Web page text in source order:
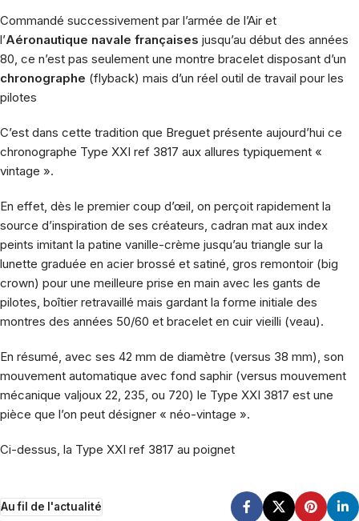
Commandé successivement par l’armée de l’Air et
l’Aéronautique navale françaises jusqu’au début des années
80, ce n’est pas seulement une montre bracelet disposant d’un
chronographe (flyback) mais d’un réel outil de travail pour les
pilotes
C’est dans cette tradition que Breguet présente aujourd’hui ce
chronographe Type XXI ref 3817 aux allures typiquement «
vintage ».
En effet, dès le premier coup d’œil, on perçoit rapidement la
source d’inspiration de ses créateurs, cadran mat aux index
peints imitant la patine vanille-crème jusqu’au triangle sur la
lunette graduée en acier brossé et satiné, gros remontoir (big
crown) pour une meilleure prise en main avec les gants de
pilotes, boîtier retravaillé mais gardant la forme initiale des
montres des années 50/60 et bracelet en cuir vieilli (veau).
En résumé, avec ses 42 mm de diamètre (versus 38 mm), son
mouvement automatique avec fond saphir (versus mouvement
mécanique valjoux 22, 235, ou 720) le Type XXI 3817 est une
pièce que l’on peut désigner « néo-vintage ».
Ci-dessus, la Type XXI ref 3817 au poignet
Au fil de l'actualité